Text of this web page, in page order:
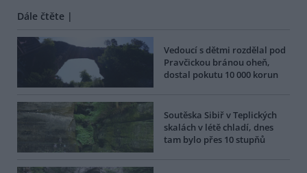
Dále čtěte |
Vedoucí s dětmi rozdělal pod
Pravčickou bránou oheň,
dostal pokutu 10 000 korun
Soutěska Sibiř v Teplických
skalách v létě chladí, dnes
tam bylo přes 10 stupňů